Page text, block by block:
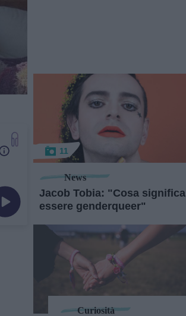
11
News
Jacob Tobia: "Cosa significa
essere genderqueer"
Curiosità